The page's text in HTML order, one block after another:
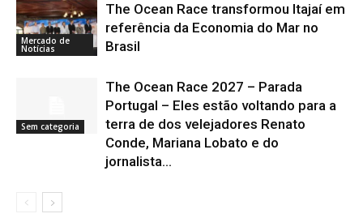
Mercado de
Notícias
The Ocean Race transformou Itajaí em
referência da Economia do Mar no
Brasil
Sem categoria
The Ocean Race 2027 – Parada
Portugal – Eles estão voltando para a
terra de dos velejadores Renato
Conde, Mariana Lobato e do
jornalista...